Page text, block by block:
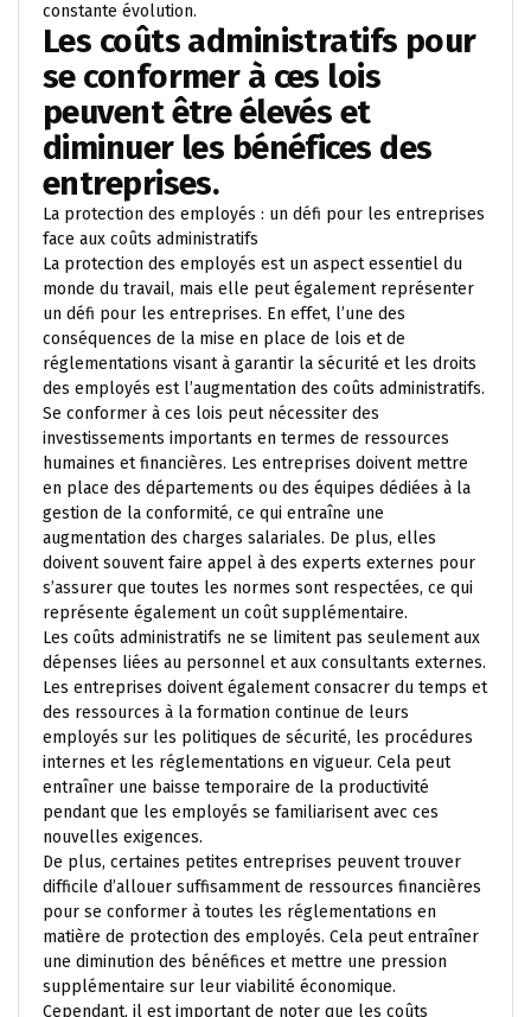
constante évolution.
Les coûts administratifs pour
se conformer à ces lois
peuvent être élevés et
diminuer les bénéfices des
entreprises.
La protection des employés : un défi pour les entreprises
face aux coûts administratifs
La protection des employés est un aspect essentiel du
monde du travail, mais elle peut également représenter
un défi pour les entreprises. En effet, l’une des
conséquences de la mise en place de lois et de
réglementations visant à garantir la sécurité et les droits
des employés est l’augmentation des coûts administratifs.
Se conformer à ces lois peut nécessiter des
investissements importants en termes de ressources
humaines et financières. Les entreprises doivent mettre
en place des départements ou des équipes dédiées à la
gestion de la conformité, ce qui entraîne une
augmentation des charges salariales. De plus, elles
doivent souvent faire appel à des experts externes pour
s’assurer que toutes les normes sont respectées, ce qui
représente également un coût supplémentaire.
Les coûts administratifs ne se limitent pas seulement aux
dépenses liées au personnel et aux consultants externes.
Les entreprises doivent également consacrer du temps et
des ressources à la formation continue de leurs
employés sur les politiques de sécurité, les procédures
internes et les réglementations en vigueur. Cela peut
entraîner une baisse temporaire de la productivité
pendant que les employés se familiarisent avec ces
nouvelles exigences.
De plus, certaines petites entreprises peuvent trouver
difficile d’allouer suffisamment de ressources financières
pour se conformer à toutes les réglementations en
matière de protection des employés. Cela peut entraîner
une diminution des bénéfices et mettre une pression
supplémentaire sur leur viabilité économique.
Cependant, il est important de noter que les coûts